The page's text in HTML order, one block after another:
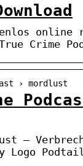
online
Crime
› mordlust
–